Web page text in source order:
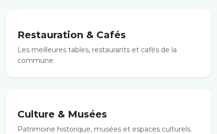
Restauration & Cafés
Les meilleures tables, restaurants et cafés de la
commune.
Culture & Musées
Patrimoine historique, musées et espaces culturels.